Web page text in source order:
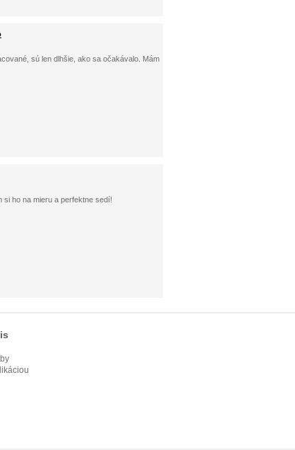
sú len dlhšie, ako sa očakávalo. Mám
si ho na mieru a perfektne sedí!